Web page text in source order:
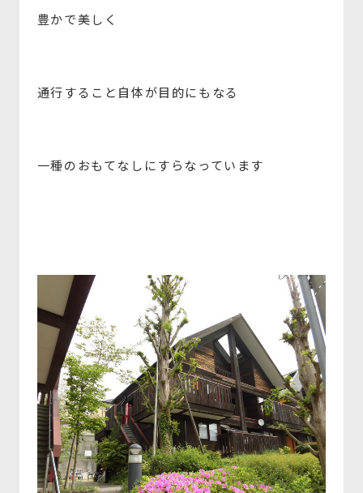
豊かで美しく
通行すること自体が目的にもなる
一種のおもてなしにすらなっています